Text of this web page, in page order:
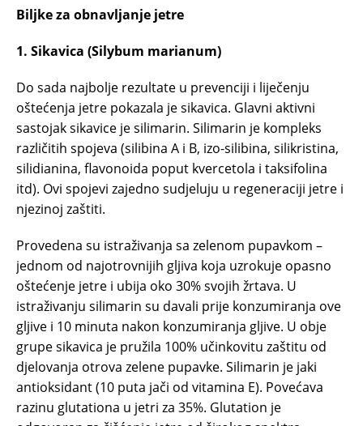
Biljke za obnavljanje jetre
1. Sikavica (Silybum marianum)
Do sada najbolje rezultate u prevenciji i liječenju
oštećenja jetre pokazala je sikavica. Glavni aktivni
sastojak sikavice je silimarin. Silimarin je kompleks
različitih spojeva (silibina A i B, izo-silibina, silikristina,
silidianina, flavonoida poput kvercetola i taksifolina
itd). Ovi spojevi zajedno sudjeluju u regeneraciji jetre i
njezinoj zaštiti.
Provedena su istraživanja sa zelenom pupavkom –
jednom od najotrovnijih gljiva koja uzrokuje opasno
oštećenje jetre i ubija oko 30% svojih žrtava. U
istraživanju silimarin su davali prije konzumiranja ove
gljive i 10 minuta nakon konzumiranja gljive. U obje
grupe sikavica je pružila 100% učinkovitu zaštitu od
djelovanja otrova zelene pupavke. Silimarin je jaki
antioksidant (10 puta jači od vitamina E). Povećava
razinu glutationa u jetri za 35%. Glutation je